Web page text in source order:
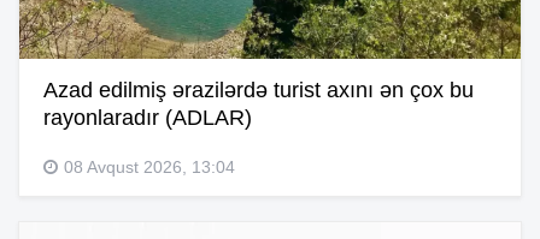
Azad edilmiş ərazilərdə turist axını ən çox bu
rayonlaradır (ADLAR)
08 Avqust 2026, 13:04